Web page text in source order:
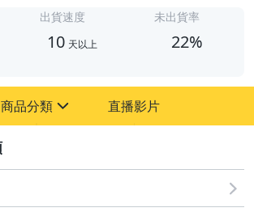
出貨速度
10 天以上
未出貨率
22%
商品分類 直播影片